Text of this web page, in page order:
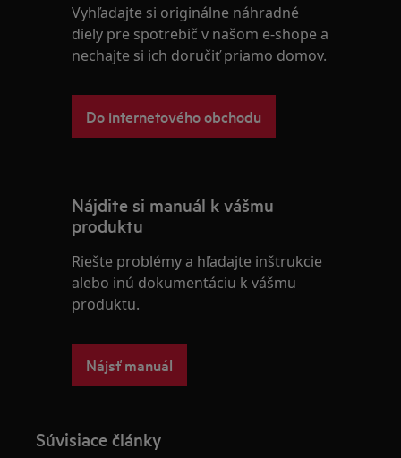
Vyhľadajte si originálne náhradné
diely pre spotrebič v našom e-shope a
nechajte si ich doručiť priamo domov.
Do internetového obchodu
Nájdite si manuál k vášmu
produktu
Riešte problémy a hľadajte inštrukcie
alebo inú dokumentáciu k vášmu
produktu.
Nájsť manuál
Súvisiace články